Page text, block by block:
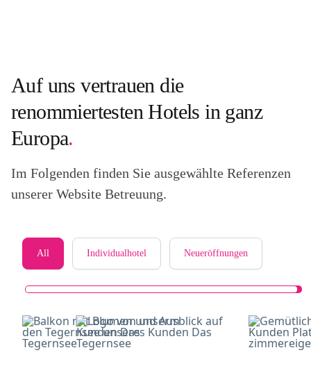
Auf uns vertrauen die
renommiertesten Hotels in ganz
Europa.
Im Folgenden finden Sie ausgewählte Referenzen
unserer Website Betreuung.
All Individualhotel Neueröffnungen